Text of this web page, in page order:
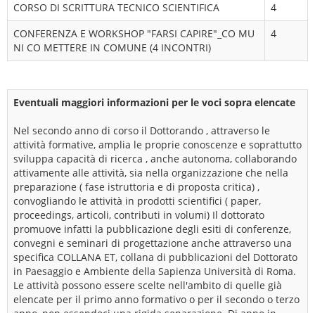
CORSO DI SCRITTURA TECNICO SCIENTIFICA
4
CONFERENZA E WORKSHOP "FARSI CAPIRE"_CO MU
NI CO METTERE IN COMUNE (4 INCONTRI)
4
Eventuali maggiori informazioni per le voci sopra elencate
Nel secondo anno di corso il Dottorando , attraverso le
attività formative, amplia le proprie conoscenze e soprattutto
sviluppa capacità di ricerca , anche autonoma, collaborando
attivamente alle attività, sia nella organizzazione che nella
preparazione ( fase istruttoria e di proposta critica) ,
convogliando le attività in prodotti scientifici ( paper,
proceedings, articoli, contributi in volumi) Il dottorato
promuove infatti la pubblicazione degli esiti di conferenze,
convegni e seminari di progettazione anche attraverso una
specifica COLLANA ET, collana di pubblicazioni del Dottorato
in Paesaggio e Ambiente della Sapienza Università di Roma.
Le attività possono essere scelte nell'ambito di quelle già
elencate per il primo anno formativo o per il secondo o terzo